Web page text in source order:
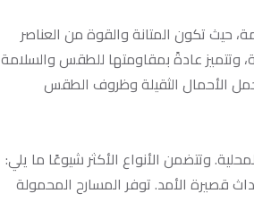
حيث تكون المتانة والقوة من العناصر
وتتميز عادةً بمقاومتها للطقس والسلامة
الأحمال الثقيلة وظروف الطقس
وتتضمن الأنواع الأكثر شيوعًا ما يلي:
قصيرة الأمد. توفر المسارح المحمولة